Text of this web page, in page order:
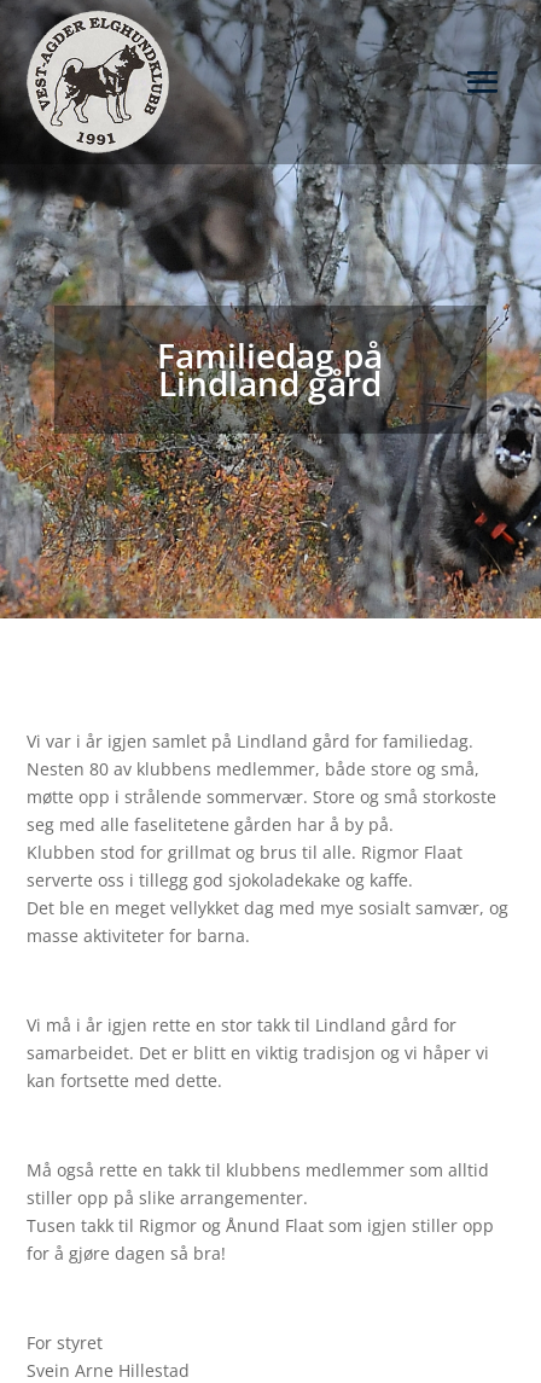
Familiedag på
Lindland gård
Vi var i år igjen samlet på Lindland gård for familiedag.
Nesten 80 av klubbens medlemmer, både store og små,
møtte opp i strålende sommervær. Store og små storkoste
seg med alle faselitetene gården har å by på.
Klubben stod for grillmat og brus til alle. Rigmor Flaat
serverte oss i tillegg god sjokoladekake og kaffe.
Det ble en meget vellykket dag med mye sosialt samvær, og
masse aktiviteter for barna.
Vi må i år igjen rette en stor takk til Lindland gård for
samarbeidet. Det er blitt en viktig tradisjon og vi håper vi
kan fortsette med dette.
Må også rette en takk til klubbens medlemmer som alltid
stiller opp på slike arrangementer.
Tusen takk til Rigmor og Ånund Flaat som igjen stiller opp
for å gjøre dagen så bra!
For styret
Svein Arne Hillestad